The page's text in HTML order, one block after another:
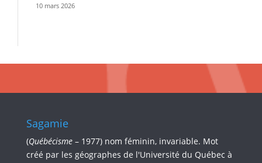
10 mars 2026
Sagamie
(Québécisme – 1977) nom féminin, invariable. Mot
créé par les géographes de l'Université du Québec à